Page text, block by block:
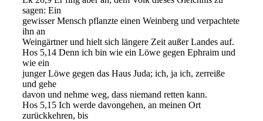
sagen: Ein
gewisser Mensch pflanzte einen Weinberg und verpachtete
ihn an
Weingärtner und hielt sich längere Zeit außer Landes auf.
Hos 5,14 Denn ich bin wie ein Löwe gegen Ephraim und
wie ein
junger Löwe gegen das Haus Juda; ich, ja ich, zerreiße
und gehe
davon und nehme weg, dass niemand retten kann.
Hos 5,15 Ich werde davongehen, an meinen Ort
zurückkehren, bis